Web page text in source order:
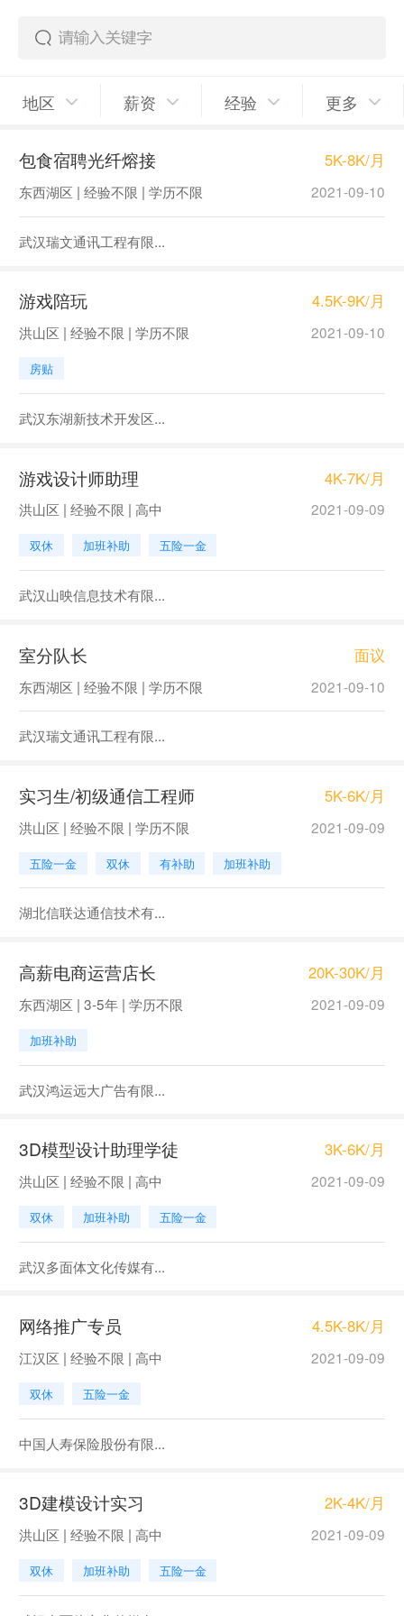
地区 薪资 经验 更多
包食宿聘光纤熔接 5K-8K/月
东西湖区 | 经验不限 | 学历不限 2021-09-10
武汉瑞文通讯工程有限...
游戏陪玩 4.5K-9K/月
洪山区 | 经验不限 | 学历不限 2021-09-10
房贴
武汉东湖新技术开发区...
游戏设计师助理 4K-7K/月
洪山区 | 经验不限 | 高中 2021-09-09
双休 加班补助 五险一金
武汉山映信息技术有限...
室分队长 面议
东西湖区 | 经验不限 | 学历不限 2021-09-10
武汉瑞文通讯工程有限...
实习生/初级通信工程师 5K-6K/月
洪山区 | 经验不限 | 学历不限 2021-09-09
五险一金 双休 有补助 加班补助
湖北信联达通信技术有...
高薪电商运营店长 20K-30K/月
东西湖区 | 3-5年 | 学历不限 2021-09-09
加班补助
武汉鸿运远大广告有限...
3D模型设计助理学徒 3K-6K/月
洪山区 | 经验不限 | 高中 2021-09-09
双休 加班补助 五险一金
武汉多面体文化传媒有...
网络推广专员 4.5K-8K/月
江汉区 | 经验不限 | 高中 2021-09-09
双休 五险一金
中国人寿保险股份有限...
3D建模设计实习 2K-4K/月
洪山区 | 经验不限 | 高中 2021-09-09
双休 加班补助 五险一金